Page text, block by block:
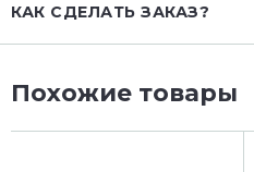
КАК СДЕЛАТЬ ЗАКАЗ?
Похожие товары